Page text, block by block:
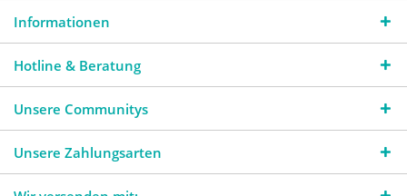
Informationen
Hotline & Beratung
Unsere Communitys
Unsere Zahlungsarten